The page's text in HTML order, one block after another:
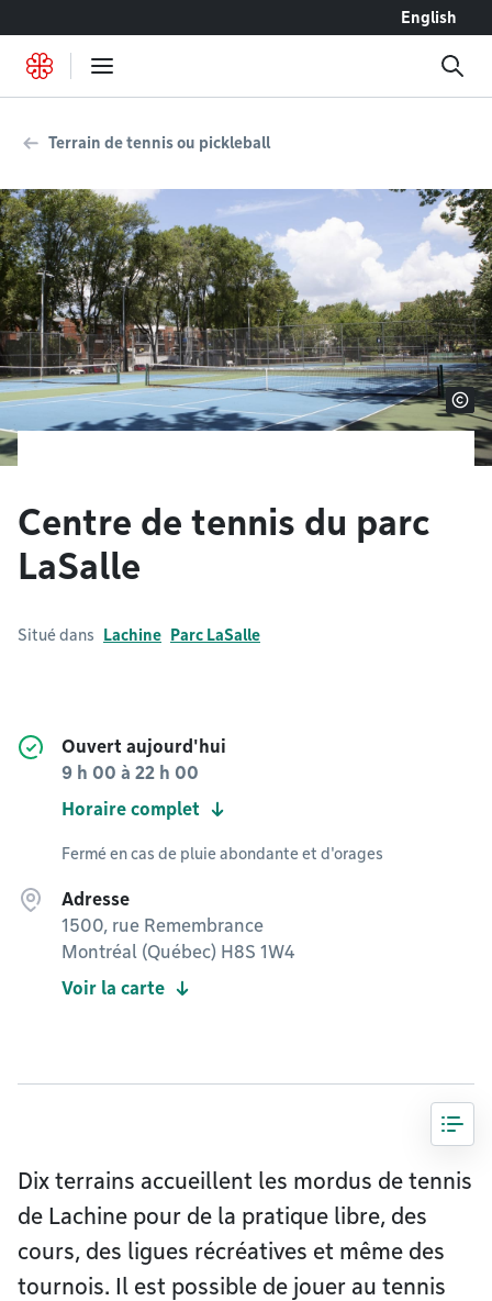
English
Terrain de tennis ou pickleball
Centre de tennis du parc
LaSalle
Situé dans Lachine Parc LaSalle
Ouvert aujourd'hui
9 h 00 à 22 h 00
Horaire complet
Fermé en cas de pluie abondante et d'orages
Adresse
1500, rue Remembrance
Montréal (Québec) H8S 1W4
Voir la carte
Dix terrains accueillent les mordus de tennis
de Lachine pour de la pratique libre, des
cours, des ligues récréatives et même des
tournois. Il est possible de jouer au tennis